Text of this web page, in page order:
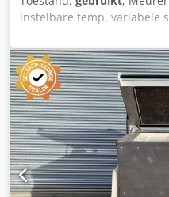
instelbare temp, variabele
350 mm, mobiele frame,